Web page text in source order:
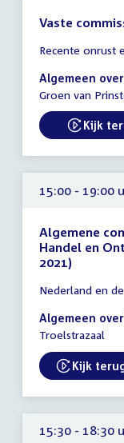
Vaste
vergadering
15:00
-
uur
Recente onrust
Algemeen
Groen van
Kijk
15:00 - 19:00
Algemene
Handel en
2021)
vergadering
15:00
-
uur
Nederland en
Algemeen
Troelstrazaal
Kijk
15:30 - 18:30